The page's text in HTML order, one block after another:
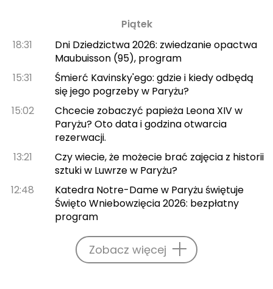
Piątek
18:31
Dni Dziedzictwa 2026: zwiedzanie opactwa
Maubuisson (95), program
15:31
Śmierć Kavinsky'ego: gdzie i kiedy odbędą
się jego pogrzeby w Paryżu?
15:02
Chcecie zobaczyć papieża Leona XIV w
Paryżu? Oto data i godzina otwarcia
rezerwacji.
13:21
Czy wiecie, że możecie brać zajęcia z historii
sztuki w Luwrze w Paryżu?
12:48
Katedra Notre-Dame w Paryżu świętuje
Święto Wniebowzięcia 2026: bezpłatny
program
Zobacz więcej